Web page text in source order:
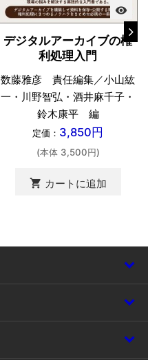
visibility
デジタルアーカイブの権
利処理入門
数藤雅彦 責任編集／小山紘
一・川野智弘・酒井麻千子・
鈴木康平 編
定価： 3,850円
(本体 3,500円)
shopping_cart カートに追加